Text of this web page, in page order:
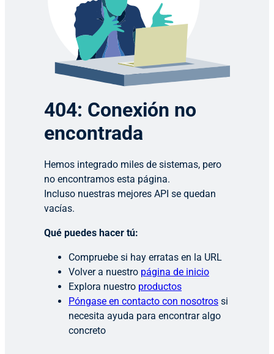
404: Conexión no
encontrada
Hemos integrado miles de sistemas, pero
no encontramos esta página.
Incluso nuestras mejores API se quedan
vacías.
Qué puedes hacer tú:
Compruebe si hay erratas en la URL
Volver a nuestro página de inicio
Explora nuestro productos
Póngase en contacto con nosotros si
necesita ayuda para encontrar algo
concreto